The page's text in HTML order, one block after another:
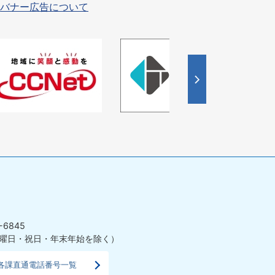
バナー広告について
6845
日・祝日・年末年始を除く）
課直通電話番号一覧